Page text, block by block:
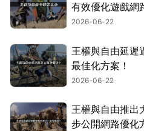
有效優化遊戲網
2026-06-22
王權與自由延遲
最佳化方案！
2026-06-22
王權與自由推出
步公開網路優化